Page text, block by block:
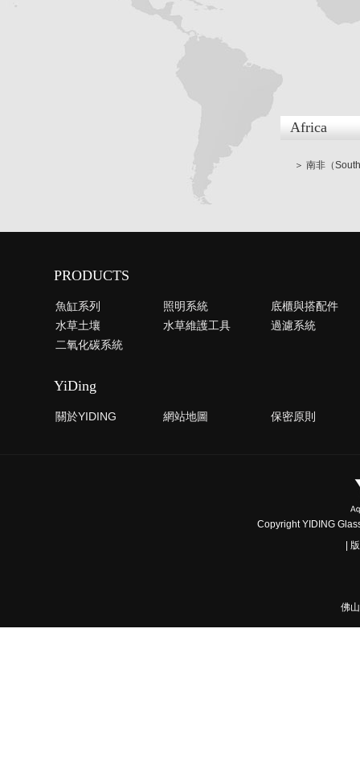
Africa
＞ 南非（
PRODUCTS
魚缸系列 照明系統
底櫃與搭配件
水草土壤
水草維護工具
過濾系統
二氧化碳系統
YiDing
關於YIDING 網站地圖 保密原則
Copyright YIDING
|
佛